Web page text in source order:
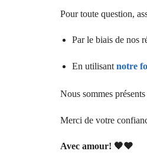
Pour toute question,
Par le biais de nos
En utilisant notre
Nous sommes
Merci de votre
Avec amour! 🖤❤